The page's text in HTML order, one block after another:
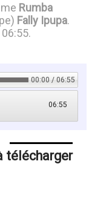
Rumba
Fally Ipupa.
00:00 / 06:55
06:55
télécharger